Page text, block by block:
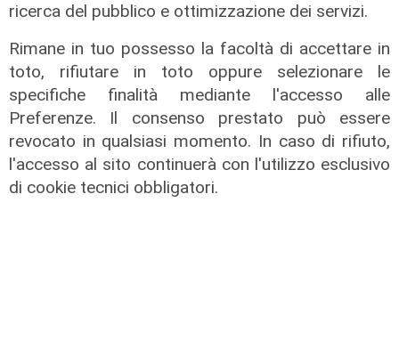
ricerca del pubblico e ottimizzazione dei servizi.
Rimane in tuo possesso la facoltà di accettare in
toto, rifiutare in toto oppure selezionare le
specifiche finalità mediante l'accesso alle
Preferenze. Il consenso prestato può essere
revocato in qualsiasi momento. In caso di rifiuto,
l'accesso al sito continuerà con l'utilizzo esclusivo
di cookie tecnici obbligatori.
Parte dal ghetto la reazione contro
(Centro Est) a Telenord: "Disagio
sociale avanzato"